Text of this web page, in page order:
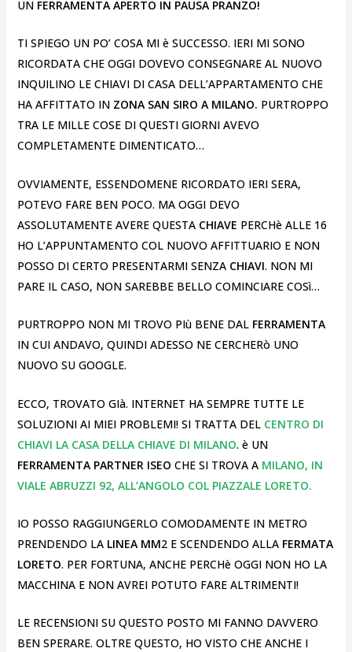
UN FERRAMENTA APERTO IN PAUSA PRANZO!
TI SPIEGO UN PO’ COSA MI è SUCCESSO. IERI MI SONO
RICORDATA CHE OGGI DOVEVO CONSEGNARE AL NUOVO
INQUILINO LE CHIAVI DI CASA DELL’APPARTAMENTO CHE
HA AFFITTATO INZONA SAN SIRO A MILANO. PURTROPPO
TRA LE MILLE COSE DI QUESTI GIORNI AVEVO
COMPLETAMENTE DIMENTICATO…
OVVIAMENTE, ESSENDOMENE RICORDATO IERI SERA,
POTEVO FARE BEN POCO. MA OGGI DEVO
ASSOLUTAMENTE AVERE QUESTA CHIAVE PERCHè ALLE 16
HO L’APPUNTAMENTO COL NUOVO AFFITTUARIO E NON
POSSO DI CERTO PRESENTARMI SENZA CHIAVI. NON MI
PARE IL CASO, NON SAREBBE BELLO COMINCIARE COSì…
PURTROPPO NON MI TROVO PIù BENE DAL FERRAMENTA
IN CUI ANDAVO, QUINDI ADESSO NE CERCHERò UNO
NUOVO SU GOOGLE.
ECCO, TROVATO GIà. INTERNET HA SEMPRE TUTTE LE
SOLUZIONI AI MIEI PROBLEMI! SI TRATTA DELCENTRO DI
CHIAVI LA CASA DELLA CHIAVE DI MILANO. è UN
FERRAMENTA PARTNER ISEO CHE SI TROVA A MILANO, IN
VIALE ABRUZZI 92, ALL’ANGOLO COL PIAZZALE LORETO.
IO POSSO RAGGIUNGERLO COMODAMENTE IN METRO
PRENDENDO LA LINEA MM2 E SCENDENDO ALLA FERMATA
LORETO. PER FORTUNA, ANCHE PERCHè OGGI NON HO LA
MACCHINA E NON AVREI POTUTO FARE ALTRIMENTI!
LE RECENSIONI SU QUESTO POSTO MI FANNO DAVVERO
BEN SPERARE. OLTRE QUESTO, HO VISTO CHE ANCHE I